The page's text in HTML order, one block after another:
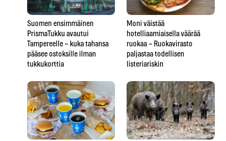
Suomen ensimmäinen
PrismaTukku avautui
Tampereelle – kuka tahansa
pääsee ostoksille ilman
tukkukorttia
Moni väistää
hotelliaamiaisella väärää
ruokaa – Ruokavirasto
paljastaa todellisen
listeriariskin